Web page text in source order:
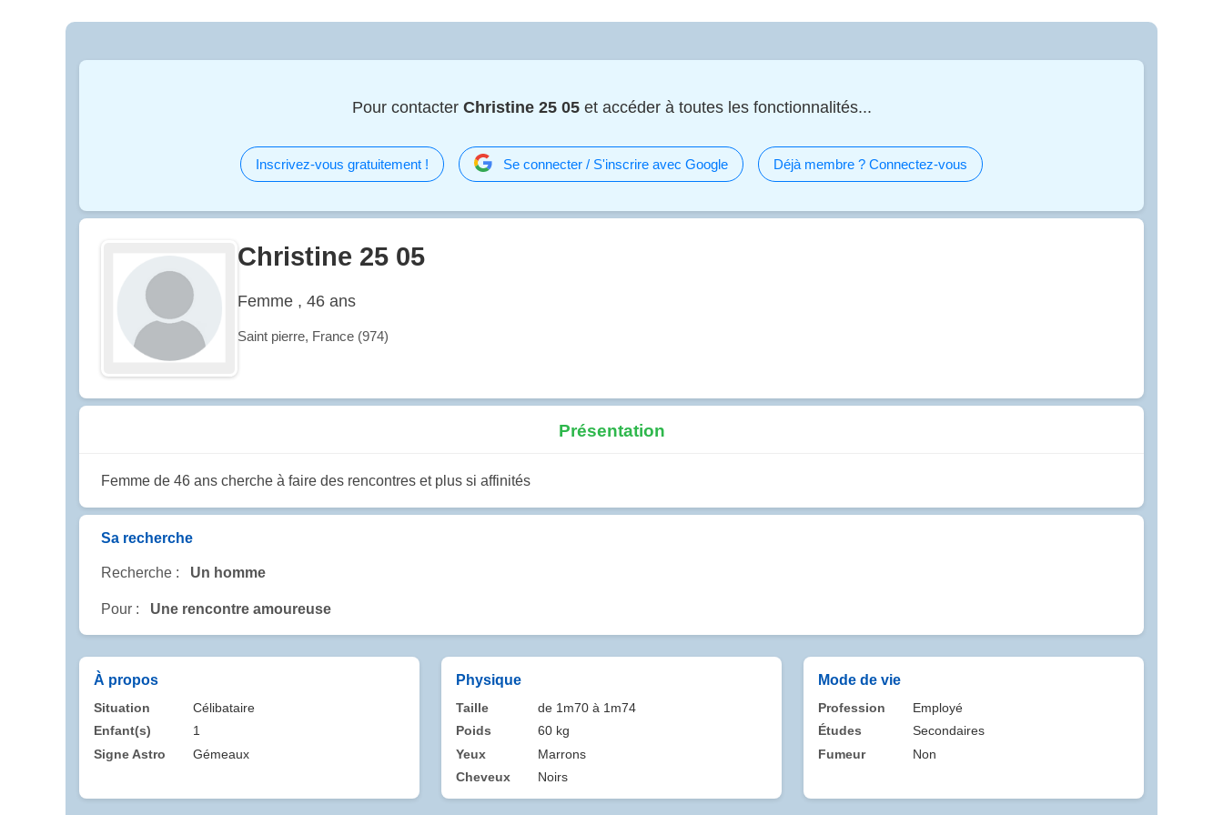
Pour contacter Christine 25 05et accéder à toutes les fonctionnalités...
Inscrivez-vous gratuitement ! Se connecter / S'inscrire avec Google Déjà membre ? Connectez-vous
Christine 25 05
Femme , 46 ans
Saint pierre, France (974)
Présentation
Femme de 46 ans cherche à faire des rencontres et plus si affinités
Sa recherche
Recherche : Un homme
Pour : Une rencontre amoureuse
À propos
Situation
Célibataire
Enfant(s)
1
Signe Astro
Gémeaux
Physique
Taille
de 1m70 à 1m74
Poids
60 kg
Yeux
Marrons
Cheveux
Noirs
Mode de vie
Profession
Employé
Études
Secondaires
Fumeur
Non